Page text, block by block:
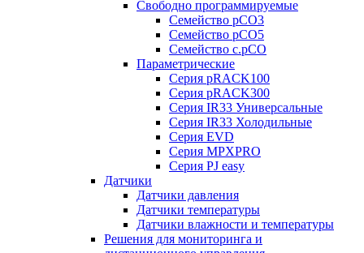
Свободно программируемые
Семейство pCO3
Семейство pCO5
Семейство c.pCO
Параметрические
Серия pRACK100
Серия pRACK300
Серия IR33 Универсальные
Серия IR33 Холодильные
Серия EVD
Серия MPXPRO
Серия PJ easy
Датчики
Датчики давления
Датчики температуры
Датчики влажности и температуры
Решения для мониторинга и